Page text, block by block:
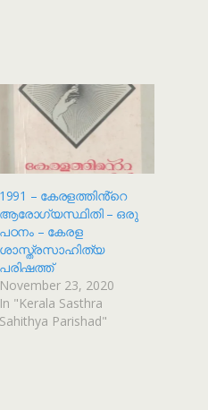
1991 – കേരളത്തിൻ്റെ
ആരോഗ്യസ്ഥിതി – ഒരു
പഠനം – കേരള
ശാസ്ത്രസാഹിത്യ
പരിഷത്ത്
November 23, 2020
In "Kerala Sasthra
Sahithya Parishad"